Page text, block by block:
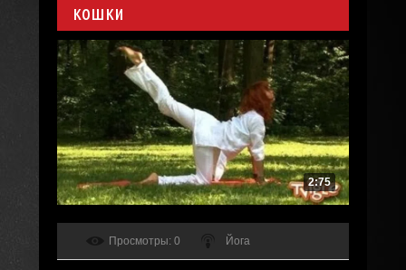
кошки
2:75
Просмотры: 0 Йога